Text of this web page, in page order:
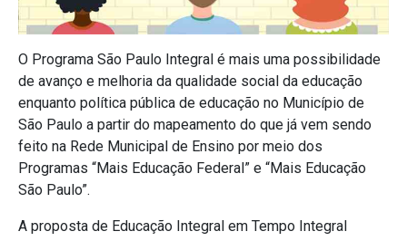
O Programa São Paulo Integral é mais uma possibilidade
de avanço e melhoria da qualidade social da educação
enquanto política pública de educação no Município de
São Paulo a partir do mapeamento do que já vem sendo
feito na Rede Municipal de Ensino por meio dos
Programas “Mais Educação Federal” e “Mais Educação
São Paulo”.
A proposta de Educação Integral em Tempo Integral